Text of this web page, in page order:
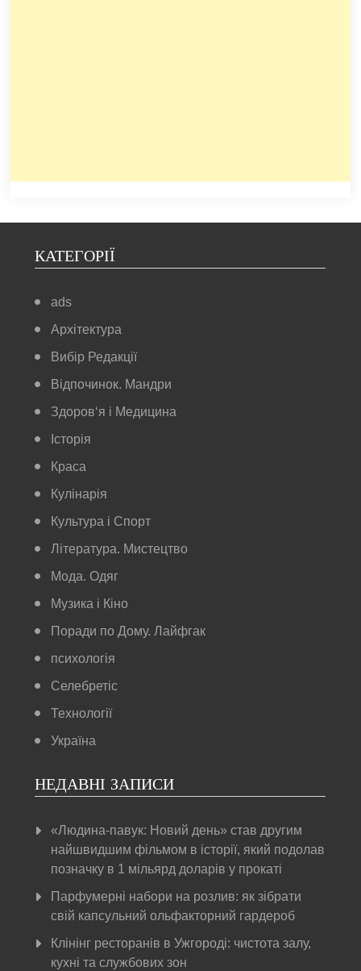
КАТЕГОРІЇ
ads
Архітектура
Вибір Редакції
Відпочинок. Мандри
Здоров‘я і Медицина
Історія
Краса
Кулінарія
Культура і Спорт
Література. Мистецтво
Мода. Одяг
Музика і Кіно
Поради по Дому. Лайфгак
психологія
Селебретіс
Технології
Україна
НЕДАВНІ ЗАПИСИ
«Людина-павук: Новий день» став другим
найшвидшим фільмом в історії, який подолав
позначку в 1 мільярд доларів у прокаті
Парфумерні набори на розлив: як зібрати
свій капсульний ольфакторний гардероб
Клінінг ресторанів в Ужгороді: чистота залу,
кухні та службових зон